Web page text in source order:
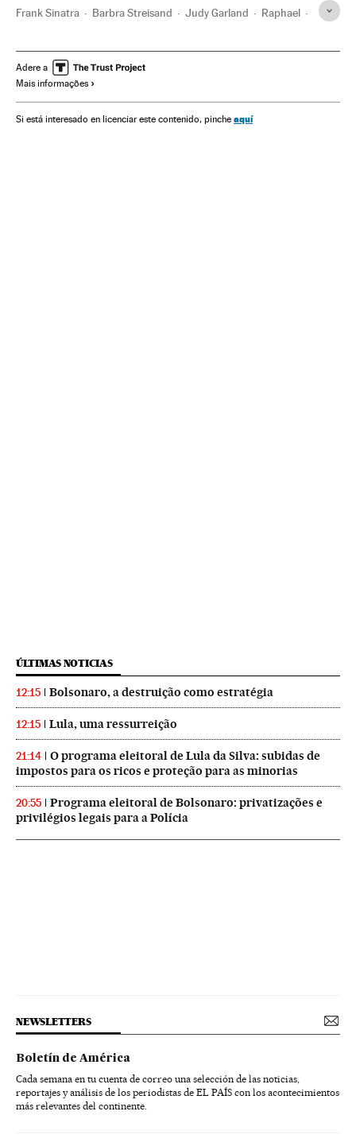
Frank Sinatra Barbra Streisand Judy Garland Raphael
Indústria discográfica Festas
Adere a
Mais informações
Si está interesado en licenciar este contenido, pinche aquí
ÚLTIMAS NOTICIAS
12:15 Bolsonaro, a destruição como estratégia
12:15 Lula, uma ressurreição
21:14
O programa eleitoral de Lula da Silva: subidas de
impostos para os ricos e proteção para as minorias
20:55
Programa eleitoral de Bolsonaro: privatizações e
privilégios legais para a Polícia
NEWSLETTERS
Boletín de América
Cada semana en tu cuenta de correo una selección de las noticias,
reportajes y análisis de los periodistas de EL PAÍS con los acontecimientos
más relevantes del continente.